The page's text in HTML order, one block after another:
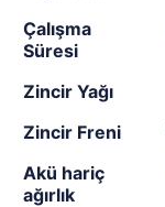
Çalışma
Süresi
Zincir Yağı
Zincir Freni
Akü hariç
ağırlık